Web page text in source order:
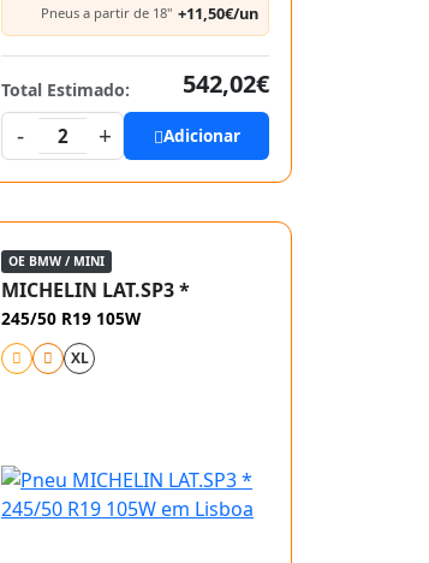
Pneus a partir de 18" +11,50€/un
Total Estimado:
542,02€
-
2 + Adicionar
OE BMW / MINI
MICHELIN LAT.SP3 *
245/50 R19 105W
XL